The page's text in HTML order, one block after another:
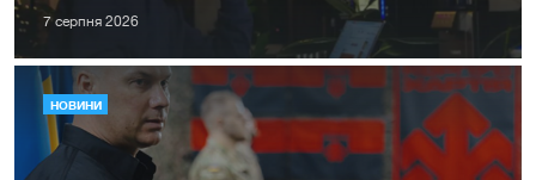
7 серпня 2026
НОВИНИ